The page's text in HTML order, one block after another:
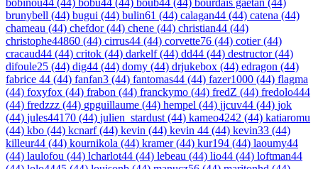
brunybell (44) bugui (44) bulin61 (44) calagan44 (44) catena (44)
chameau (44) chefdor (44) chene (44) christian44 (44)
christophe44860 (44) cirrus44 (44) corvette76 (44) cotier (44)
cracaud44 (44) critok (44) darkelf (44) dd44 (44) destructor (44)
difoule25 (44) dig44 (44) domy (44) drjukebox (44) edragon (44)
fabrice 44 (44) fanfan3 (44) fantomas44 (44) fazer1000 (44) flagma
(44) foxyfox (44) frabon (44) franckymo (44) fredZ (44) fredolo444
(44) fredzzz (44) gpguillaume (44) hempel (44) jjcuv44 (44) jok
(44) jules44170 (44) julien_stardust (44) kameo4242 (44) katiaromu
(44) kbo (44) kcnarf (44) kevin (44) kevin 44 (44) kevin33 (44)
killeur44 (44) kournikola (44) kramer (44) kur194 (44) laoumy44
(44) laulofou (44) lcharlot44 (44) lebeau (44) lio44 (44) loftman44